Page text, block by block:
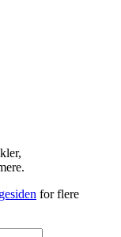
for flere